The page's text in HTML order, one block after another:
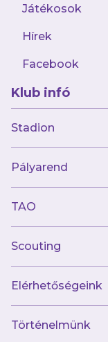
Játékosok
Hírek
Facebook
Klub infó
Stadion
Pályarend
TAO
Scouting
Elérhetőségeink
Történelmünk
2026.07.27